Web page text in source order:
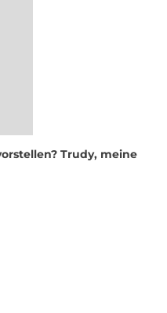
Trudy, meine